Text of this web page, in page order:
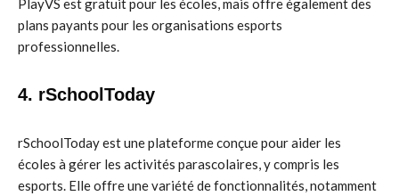
PlayVS est gratuit pour les écoles, mais offre également des
plans payants pour les organisations esports
professionnelles.
4. rSchoolToday
rSchoolToday est une plateforme conçue pour aider les
écoles à gérer les activités parascolaires, y compris les
esports. Elle offre une variété de fonctionnalités, notamment